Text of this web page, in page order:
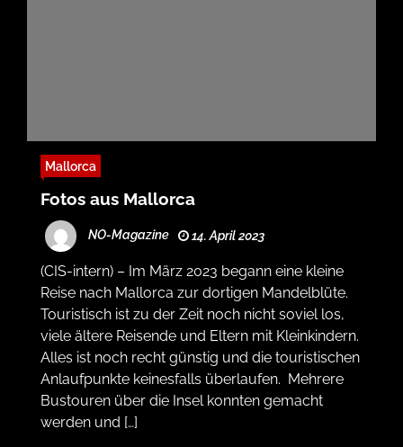
Mallorca
Fotos aus Mallorca
NO-Magazine 14. April 2023
(CIS-intern) – Im März 2023 begann eine kleine
Reise nach Mallorca zur dortigen Mandelblüte.
Touristisch ist zu der Zeit noch nicht soviel los,
viele ältere Reisende und Eltern mit Kleinkindern.
Alles ist noch recht günstig und die touristischen
Anlaufpunkte keinesfalls überlaufen. Mehrere
Bustouren über die Insel konnten gemacht
werden und […]